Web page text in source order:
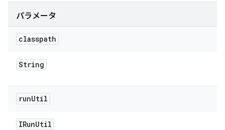
パラメータ
classpath
String
runUtil
IRunUtil